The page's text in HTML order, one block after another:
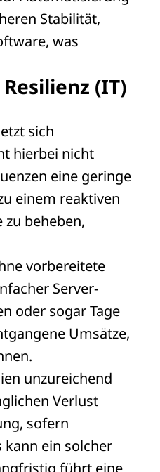
Stabilität,
was
(IT)
sich
hierbei nicht
eine geringe
einem reaktiven
beheben,
vorbereitete
Server-
oder sogar Tage
Umsätze,
unzureichend
Verlust
sofern
ein solcher
führt eine